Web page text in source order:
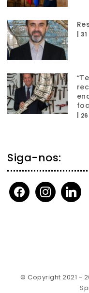
Siga-nos:
facebookinstagramlinkedin
© Copyright 2021 -